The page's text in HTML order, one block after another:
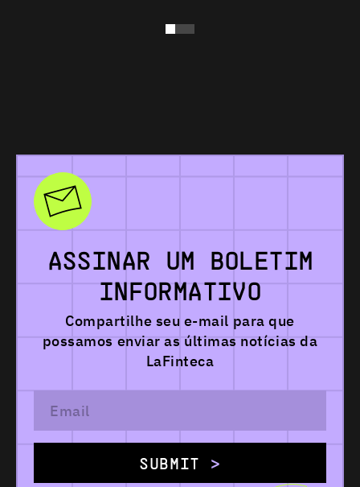
ASSINAR UM BOLETIM
INFORMATIVO
Compartilhe seu e-mail para que
possamos enviar as últimas notícias da
LaFinteca
SUBMIT